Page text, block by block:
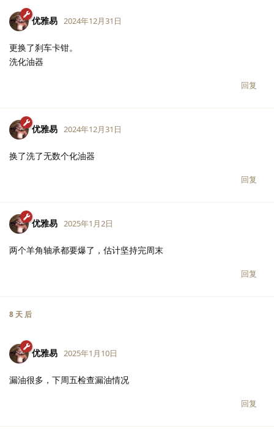
优雅易 2024年12月31日
更换了刹车卡钳。
洗化油器
回复
优雅易 2024年12月31日
换了洗了无数个化油器
回复
优雅易 2025年1月2日
两个羊角轴承都要爆了，估计坚持完周末
回复
8 天 后
优雅易 2025年1月10日
漏油很多，下周五检查漏油情况
回复